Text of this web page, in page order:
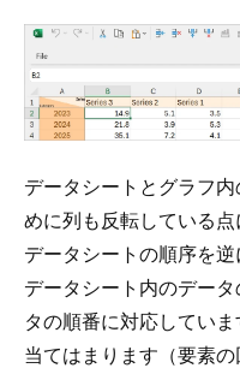
データシートとグラフ
めに列も反転している点
データシートの順序を逆
データシート内のデー
タの順番に対応してい
当てはまります（要素